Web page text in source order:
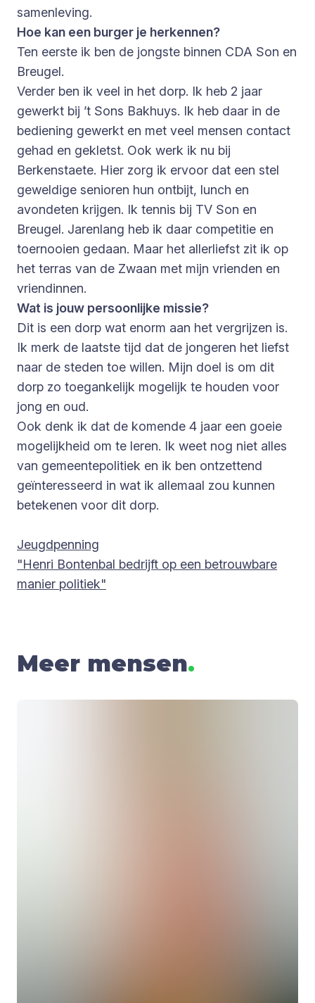
samenleving.
Hoe kan een burger je herkennen?
Ten eerste ik ben de jongste binnen CDA Son en
Breugel.
Verder ben ik veel in het dorp. Ik heb 2 jaar
gewerkt bij ’t Sons Bakhuys. Ik heb daar in de
bediening gewerkt en met veel mensen contact
gehad en gekletst. Ook werk ik nu bij
Berkenstaete. Hier zorg ik ervoor dat een stel
geweldige senioren hun ontbijt, lunch en
avondeten krijgen. Ik tennis bij TV Son en
Breugel. Jarenlang heb ik daar competitie en
toernooien gedaan. Maar het allerliefst zit ik op
het terras van de Zwaan met mijn vrienden en
vriendinnen.
Wat is jouw persoonlijke missie?
Dit is een dorp wat enorm aan het vergrijzen is.
Ik merk de laatste tijd dat de jongeren het liefst
naar de steden toe willen. Mijn doel is om dit
dorp zo toegankelijk mogelijk te houden voor
jong en oud.
Ook denk ik dat de komende 4 jaar een goeie
mogelijkheid om te leren. Ik weet nog niet alles
van gemeentepolitiek en ik ben ontzettend
geïnteresseerd in wat ik allemaal zou kunnen
betekenen voor dit dorp.
Jeugdpenning
"Henri Bontenbal bedrijft op een betrouwbare
manier politiek"
Meer mensen.